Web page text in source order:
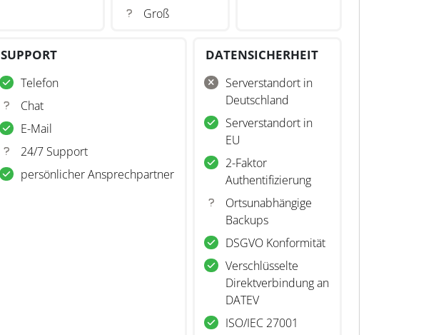
Groß
SUPPORT
Telefon
Chat
E-Mail
24/7 Support
persönlicher Ansprechpartner
DATENSICHERHEIT
Serverstandort in
Deutschland
Serverstandort in
EU
2-Faktor
Authentifizierung
Ortsunabhängige
Backups
DSGVO Konformität
Verschlüsselte
Direktverbindung an
DATEV
ISO/IEC 27001